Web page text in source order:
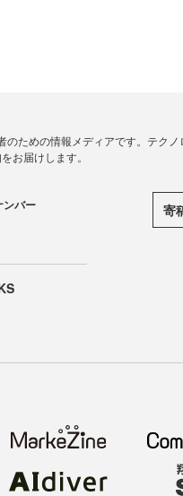
ための情報メディアです。テク
お届けします。
ンバー 寄